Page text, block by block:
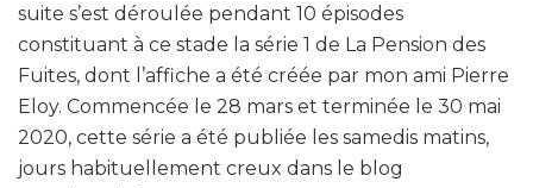
suite s’est déroulée pendant 10 épisodes
constituant à ce stade la série 1 de La Pension des
Fuites, dont l’affiche a été créée par mon ami Pierre
Eloy. Commencée le 28 mars et terminée le 30 mai
2020, cette série a été publiée les samedis matins,
jours habituellement creux dans le blog